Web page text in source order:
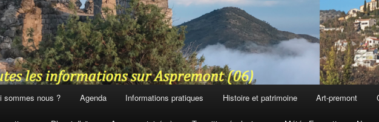
sommes nous ? Agenda Informations pratiques Histoire et patrimoine Art-premont